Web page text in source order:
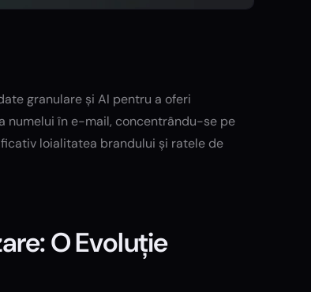
granulare și AI pentru a oferi
numelui în e-mail, concentrându-se pe
loialitatea brandului și ratele de
O Evoluție